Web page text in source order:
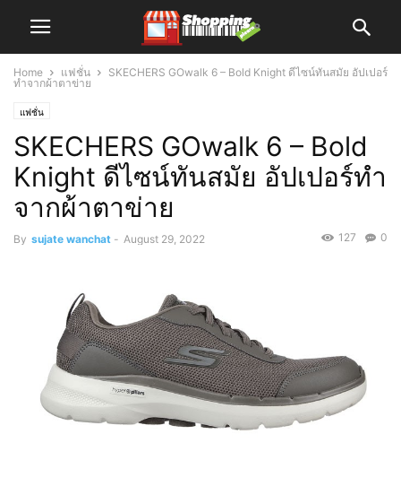
Home แฟชั่น
SKECHERS GOwalk 6 – Bold Knight ดีไซน์ทันสมัย อัปเปอร์
ทำจากผ้าตาข่าย
แฟชั่น
SKECHERS GOwalk 6 – Bold
Knight ดีไซน์ทันสมัย อัปเปอร์ทำ
จากผ้าตาข่าย
By sujate wanchat - August 29, 2022 0
127